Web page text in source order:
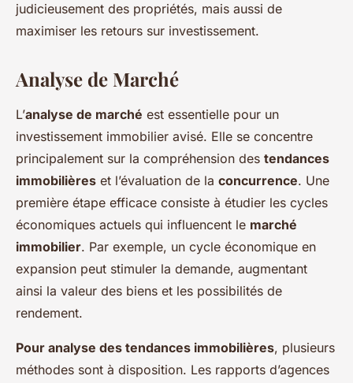
judicieusement des propriétés, mais aussi de
maximiser les retours sur investissement.
Analyse de Marché
L’analyse de marché est essentielle pour un
investissement immobilier avisé. Elle se concentre
principalement sur la compréhension des tendances
immobilières et l’évaluation de la concurrence. Une
première étape efficace consiste à étudier les cycles
économiques actuels qui influencent le marché
immobilier. Par exemple, un cycle économique en
expansion peut stimuler la demande, augmentant
ainsi la valeur des biens et les possibilités de
rendement.
Pour analyse des tendances immobilières, plusieurs
méthodes sont à disposition. Les rapports d’agences